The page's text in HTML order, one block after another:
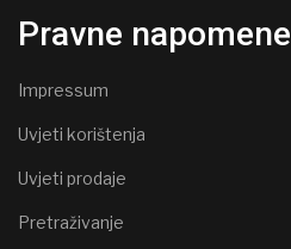
Pravne napomene
Impressum
Uvjeti korištenja
Uvjeti prodaje
Pretraživanje